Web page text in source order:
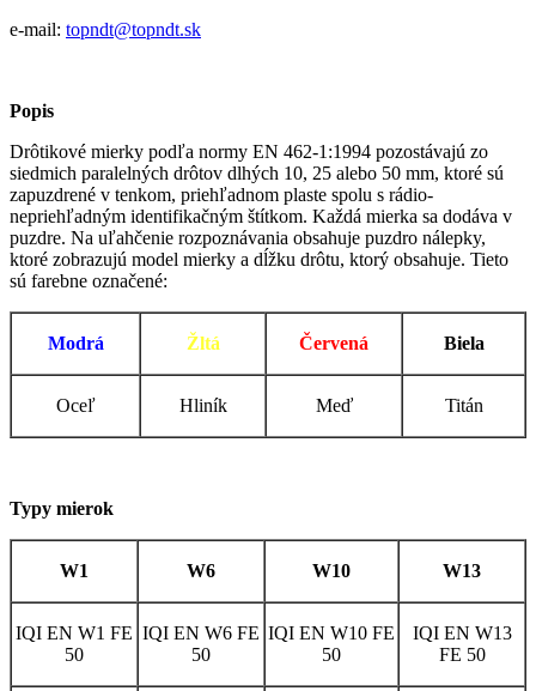
e-mail: topndt@topndt.sk
Popis
Drôtikové mierky podľa normy EN 462-1:1994 pozostávajú zo
siedmich paralelných drôtov dlhých 10, 25 alebo 50 mm, ktoré sú
zapuzdrené v tenkom, priehľadnom plaste spolu s rádio-
nepriehľadným identifikačným štítkom. Každá mierka sa dodáva v
puzdre. Na uľahčenie rozpoznávania obsahuje puzdro nálepky,
ktoré zobrazujú model mierky a dĺžku drôtu, ktorý obsahuje. Tieto
sú farebne označené:
Modrá Žltá Červená Biela
Oceľ Hliník Meď Titán
Typy mierok
W1 W6 W10 W13
IQI EN W1 FE
50
IQI EN W6 FE
50
IQI EN W10 FE
50
IQI EN W13
FE 50